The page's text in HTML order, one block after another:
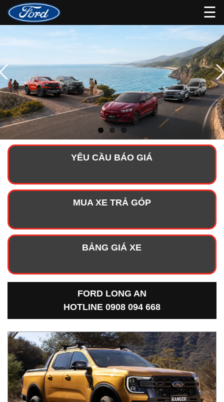
☰
YÊU CẦU BÁO GIÁ
MUA XE TRẢ GÓP
BẢNG GIÁ XE
FORD LONG AN
HOTLINE 0908 094 668